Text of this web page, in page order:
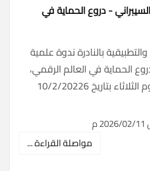
- دروع الحماية في
بالنادرة ندوة علمية
الحماية في العالم الرقمي،
بتاريخ 10/2/20226
مواصلة القراءة ...